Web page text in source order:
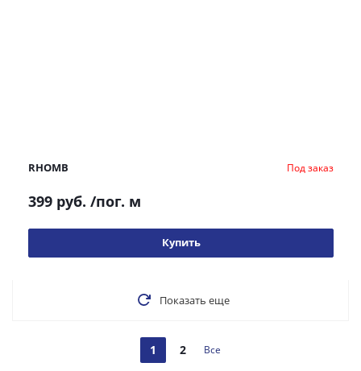
RHOMB Под заказ
399 руб. /пог. м
Купить
Показать еще
1 2 Все